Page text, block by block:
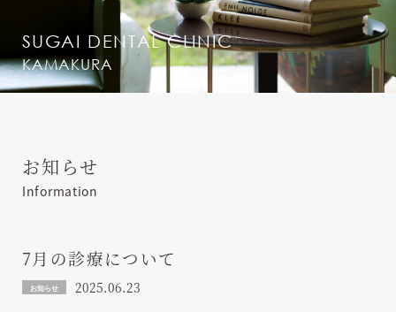
SUGAI DENTAL CLINIC
KAMAKURA
お知らせ
Information
7月の診療について
お知らせ 2025.06.23